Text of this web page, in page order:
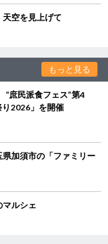
天空を見上げて
もっと見る
庶民派食フェス”第4
2026」を開催
加須市の「ファミリー
ルシェ